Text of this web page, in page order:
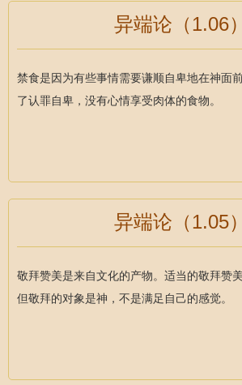
异端论（1.06）
禁食是因为有些事情需要谦顺自卑地在神面
了认罪自卑，没有心情享受肉体的食物。
异端论（1.05）
敬拜赞美是来自文化的产物。适当的敬拜赞
但敬拜的对象是神，不是满足自己的感觉。